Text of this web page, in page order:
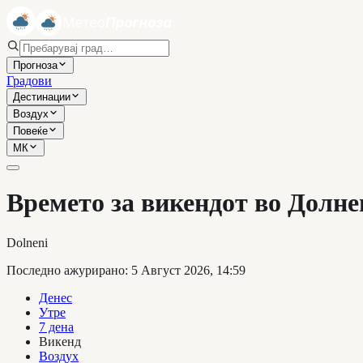
Прогноза
Градови
Дестинации
Воздух
Повеќе
МК
Времето за викендот во
Dolneni
Последно ажурирано: 5 Август 2026, 14:59
Денес
Утре
7 дена
Викенд
Воздух